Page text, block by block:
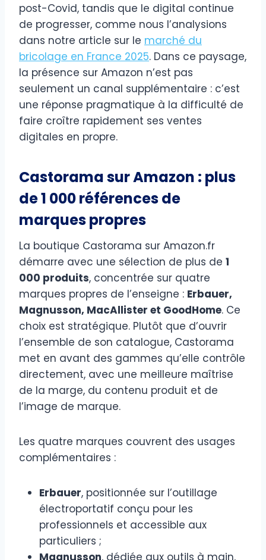
post-Covid, tandis que le digital continue
de progresser, comme nous l’analysions
dans notre article sur le marché du
bricolage en France 2025. Dans ce paysage,
la présence sur Amazon n’est pas
seulement un canal supplémentaire : c’est
une réponse pragmatique à la difficulté de
faire croître rapidement ses ventes
digitales en propre.
Castorama sur Amazon : plus
de 1 000 références de
marques propres
La boutique Castorama sur Amazon.fr
démarre avec une sélection de plus de 1
000 produits, concentrée sur quatre
marques propres de l’enseigne : Erbauer,
Magnusson, MacAllister et GoodHome. Ce
choix est stratégique. Plutôt que d’ouvrir
l’ensemble de son catalogue, Castorama
met en avant des gammes qu’elle contrôle
directement, avec une meilleure maîtrise
de la marge, du contenu produit et de
l’image de marque.
Les quatre marques couvrent des usages
complémentaires :
Erbauer, positionnée sur l’outillage
électroportatif conçu pour les
professionnels et accessible aux
particuliers ;
Magnusson, dédiée aux outils à main,